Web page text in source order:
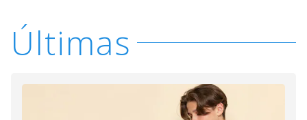
Últimas